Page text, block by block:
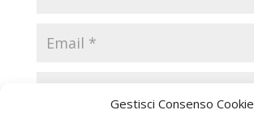
Gestisci Consenso Cookie